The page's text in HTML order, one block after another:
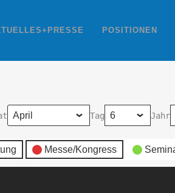
POSITIONEN
Tag Jahr
Messe/Kongress